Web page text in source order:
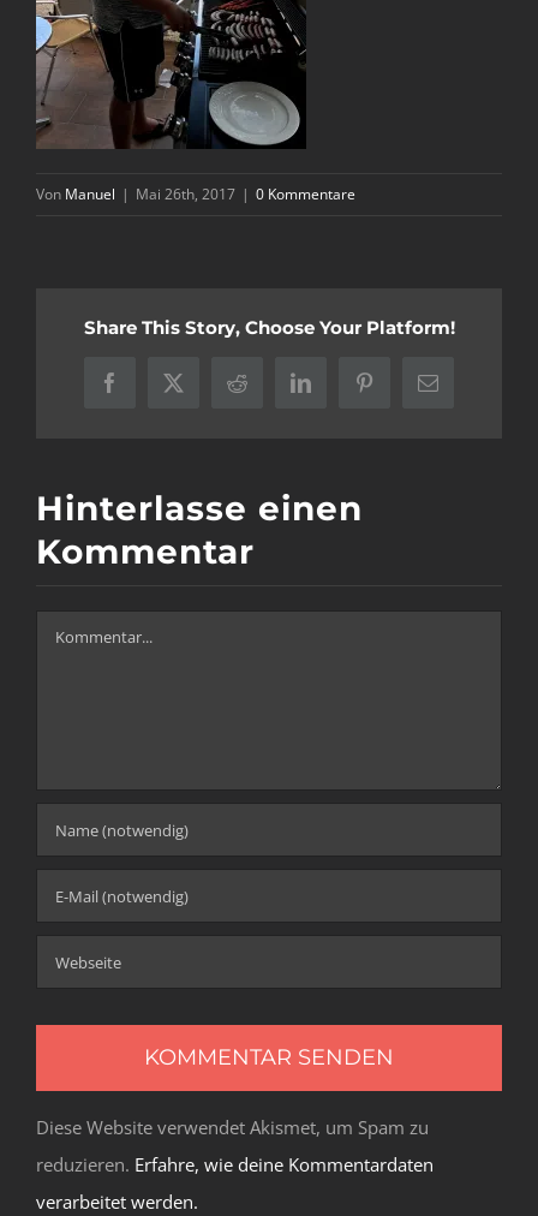
Von Manuel | Mai 26th, 2017 | 0 Kommentare
Share This Story, Choose Your Platform!
Facebook
X Reddit LinkedInPinterest
E-
Hinterlasse einen
Kommentar
Kommentar
Diese Website verwendet Akismet, um Spam zu
reduzieren. Erfahre, wie deine Kommentardaten
verarbeitet werden.